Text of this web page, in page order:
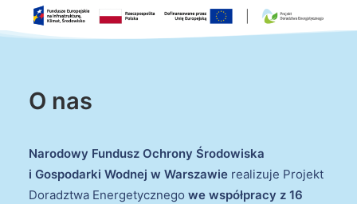
O nas
Narodowy Fundusz Ochrony Środowiska
i Gospodarki Wodnej w Warszawie realizuje Projekt
Doradztwa Energetycznego we współpracy z 16